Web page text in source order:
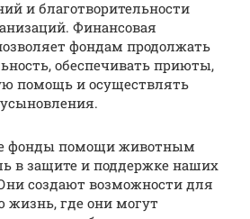
и благотворительности
Финансовая
фондам продолжать
обеспечивать приюты,
помощь и осуществлять
фонды помощи животным
в защите и поддержке наших
создают возможности для
где они могут